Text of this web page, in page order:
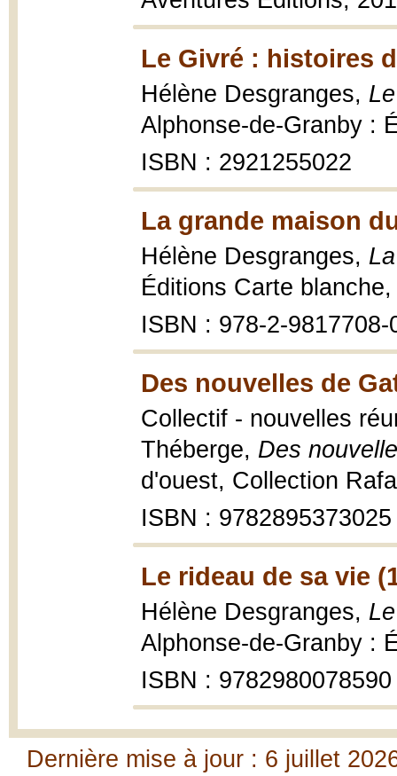
Le Givré : histoires
Hélène Desgranges,
Alphonse-de-Granby :
ISBN : 2921255022
La grande maison
Hélène Desgranges,
Éditions Carte
ISBN : 978-2-9817708-
Des nouvelles de
Collectif - nouvelles
Théberge, Des
d'ouest, Collection
ISBN : 9782895373025
Le rideau de sa vie
Hélène Desgranges,
Alphonse-de-Granby :
ISBN : 9782980078590
Dernière mise à jour : 6 juillet